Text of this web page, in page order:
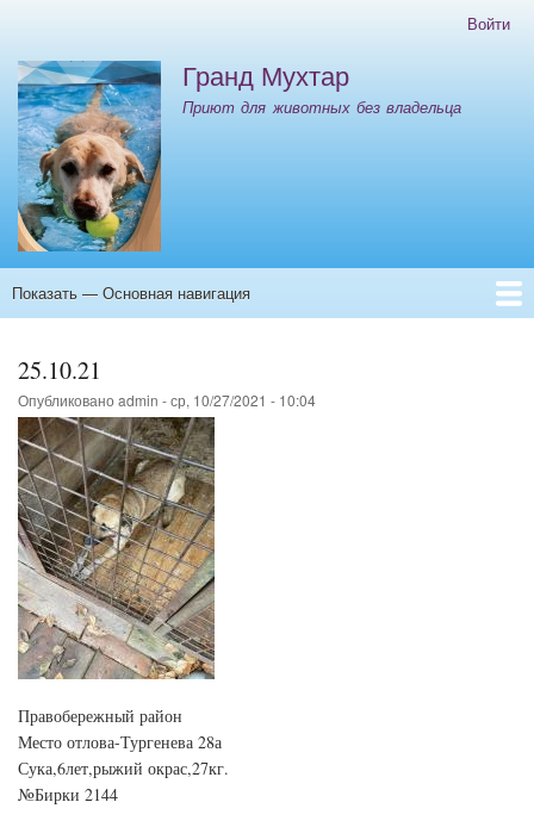
основному
содержанию
учётной
записи
пользователя
Войти
Гранд Мухтар
Приют для животных без владельца
Основная
Показать — Основная навигация
25.10.21
Опубликовано admin -ср, 10/27/2021 - 10:04
Правобережный район
Место отлова-Тургенева 28а
Сука,6лет,рыжий окрас,27кг.
№Бирки 2144